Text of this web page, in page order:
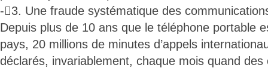
-3. Une fraude systématique des
Depuis plus de 10 ans que le téléphone portable
pays, 20 millions de minutes d’appels
déclarés, invariablement, chaque mois quand des